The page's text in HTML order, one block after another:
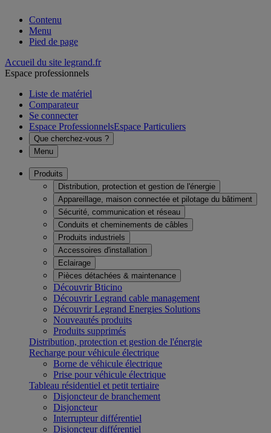
Contenu
Menu
Pied de page
Accueil du site legrand.fr
Espace professionnels
Liste de matériel
Comparateur
Se connecter
Espace ProfessionnelsEspace Particuliers
Que cherchez-vous ?
Menu
Produits
Distribution, protection et gestion de l'énergie
Appareillage, maison connectée et pilotage du bâtiment
Sécurité, communication et réseau
Conduits et cheminements de câbles
Produits industriels
Accessoires d'installation
Eclairage
Pièces détachées & maintenance
Découvrir Bticino
Découvrir Legrand cable management
Découvrir Legrand Energies Solutions
Nouveautés produits
Produits supprimés
Distribution, protection et gestion de l'énergie
Recharge pour véhicule électrique
Borne de véhicule électrique
Prise pour véhicule électrique
Tableau résidentiel et petit tertiaire
Disjoncteur de branchement
Disjoncteur
Interrupteur différentiel
Disjoncteur différentiel